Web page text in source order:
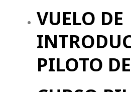
VUELO DE
PILOTO